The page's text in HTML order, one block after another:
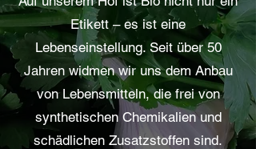
Etikett – es ist eine
Lebenseinstellung. Seit über 50
Jahren widmen wir uns dem Anbau
von Lebensmitteln, die frei von
synthetischen Chemikalien und
schädlichen Zusatzstoffen sind.